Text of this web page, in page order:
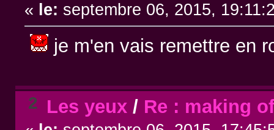
« le: septembre 06, 2015,
je m'en vais remettre en
2 Les yeux/ Re : making